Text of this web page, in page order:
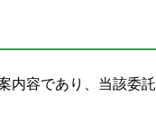
内容であり、当該委託